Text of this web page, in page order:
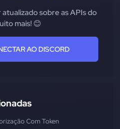
sobre as APIs do
mais! 😊
AO DISCORD
Com Token